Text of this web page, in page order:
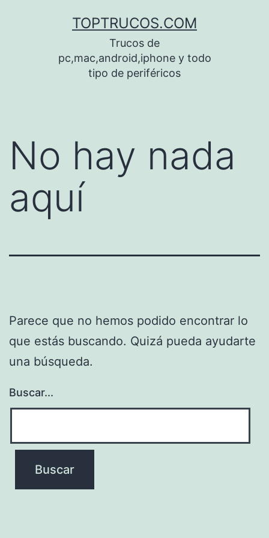
TOPTRUCOS.COM
Trucos de
pc,mac,android,iphone y todo
tipo de periféricos
No hay nada
aquí
Parece que no hemos podido encontrar lo
que estás buscando. Quizá pueda ayudarte
una búsqueda.
Buscar...